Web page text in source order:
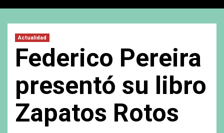
Actualidad
Federico Pereira
presentó su libro
Zapatos Rotos